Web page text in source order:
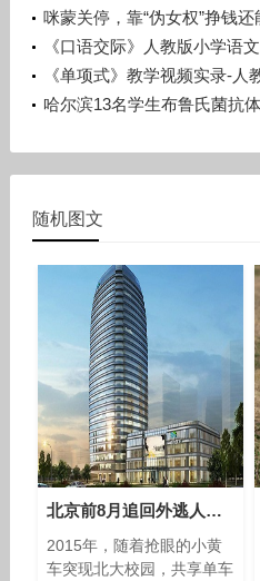
咪蒙关停，靠“伪女权”挣钱还
《口语交际》人教版小学语
市_旅顺口区-宋晨溪
《单项式》教学视频实录-
哈尔滨13名学生布鲁氏菌抗
随机图文
北京前8月追回外逃人员25人 追回赃款433万元
2015年，随着抢眼的小黄
车突现北大校园，共享单车